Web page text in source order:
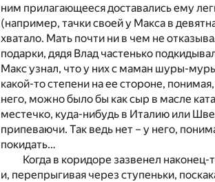
ним прилагающееся доставались ему
(например, тачки своей у Макса в
хватало. Мать почти ни в чем не
подарки, дядя Влад частенько
Макс узнал, что у них с маман шуры-
какой-то степени на ее стороне,
него, можно было бы как сыр в масле
местечко, куда-нибудь в Италию или
припеваючи. Так ведь нет – у него,
покидать…
Когда в коридоре зазвенел
и, перепрыгивая через ступеньки,